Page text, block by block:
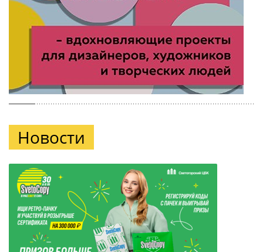
Новости